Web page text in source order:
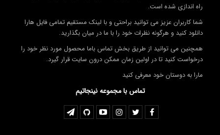
راه اندازی شده است.
شما کاربران عزیز می توانید براحتی و با لینک مستقیم تمامی فایل هارا
دانلود کنید و هرگونه نظرات خود را با ما در میان بگذارید.
همچنین می توانید از طریق بخش تماس باما محصول مورد نظر خود را
درخواست کنید تا در اولین زمان ممکن درون سایت قرار گیرد.
مارا به دوستان خود معرفی کنید
تماس با مجموعه نینجاتیم